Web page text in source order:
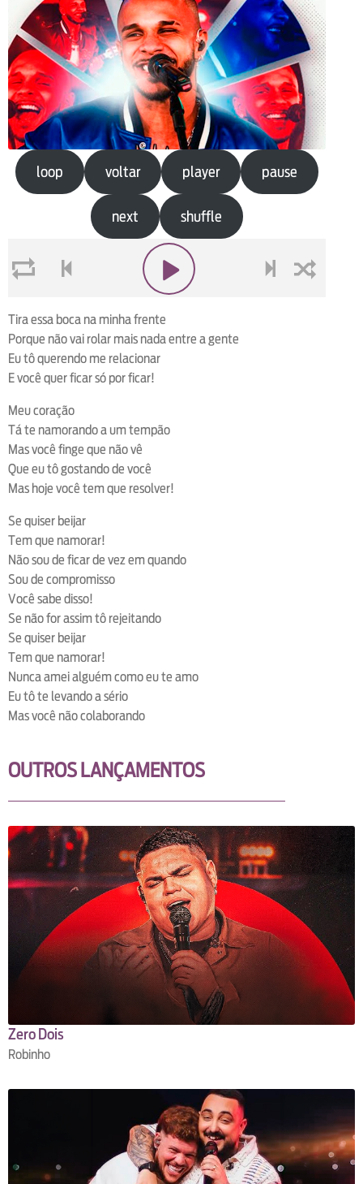
loop voltar player pause
next shuffle
Tira essa boca na minha frente
Porque não vai rolar mais nada entre a gente
Eu tô querendo me relacionar
E você quer ficar só por ficar!
Meu coração
Tá te namorando a um tempão
Mas você finge que não vê
Que eu tô gostando de você
Mas hoje você tem que resolver!
Se quiser beijar
Tem que namorar!
Não sou de ficar de vez em quando
Sou de compromisso
Você sabe disso!
Se não for assim tô rejeitando
Se quiser beijar
Tem que namorar!
Nunca amei alguém como eu te amo
Eu tô te levando a sério
Mas você não colaborando
OUTROS LANÇAMENTOS
Zero Dois
Robinho